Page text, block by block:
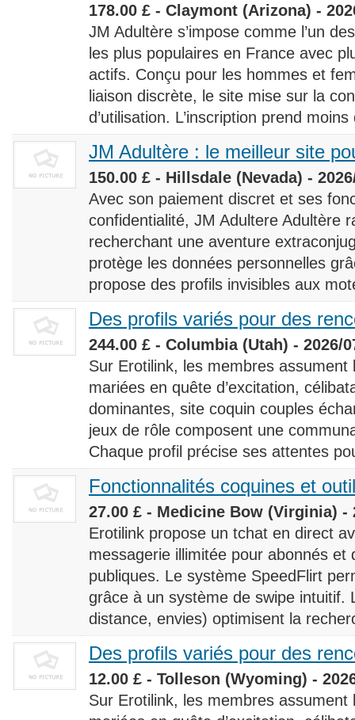
178.00 £ - Claymont (Arizona) -
JM Adultère s’impose comme l’un
les plus populaires en France avec
actifs. Conçu pour les hommes et
liaison discrète, le site mise sur la
d’utilisation. L’inscription prend
JM Adultère : le meilleur site
150.00 £ - Hillsdale (Nevada) -
Avec son paiement discret et ses
confidentialité, JM Adultere Adultère
recherchant une aventure
protège les données personnelles
propose des profils invisibles aux
Des profils variés pour des
244.00 £ - Columbia (Utah) - 2026/
Sur Erotilink, les membres
mariées en quête d’excitation,
dominantes, site coquin couples
jeux de rôle composent une
Chaque profil précise ses attentes
Fonctionnalités coquines et
27.00 £ - Medicine Bow (Virginia) -
Erotilink propose un tchat en direct
messagerie illimitée pour abonnés et
publiques. Le système SpeedFlirt
grâce à un système de swipe intuitif.
distance, envies) optimisent la
Des profils variés pour des
12.00 £ - Tolleson (Wyoming) -
Sur Erotilink, les membres